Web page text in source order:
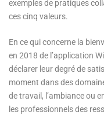
exemples de pratiques
ces cinq valeurs.
En ce qui concerne la
en 2018 de l’application
déclarer leur degré de
moment dans des
de travail, l’ambiance ou
les professionnels des